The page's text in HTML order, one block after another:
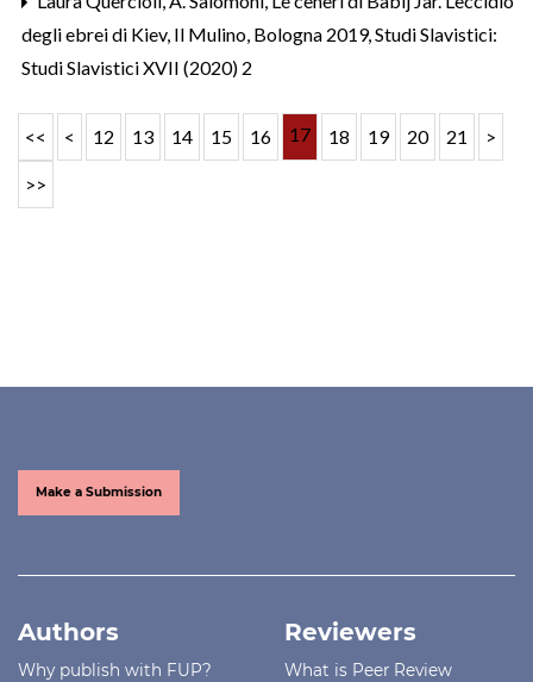
degli ebrei di Kiev, Il Mulino, Bologna 2019,Studi Slavistici:
Studi Slavistici XVII (2020) 2
<< < 12 13 14 15 16 17 18 19 20 21 >
>>
Make a Submission
Authors
Why publish with FUP?
Reviewers
What is Peer Review